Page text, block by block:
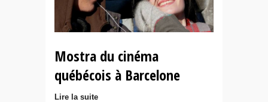
Mostra du cinéma
québécois à Barcelone
Lire la suite